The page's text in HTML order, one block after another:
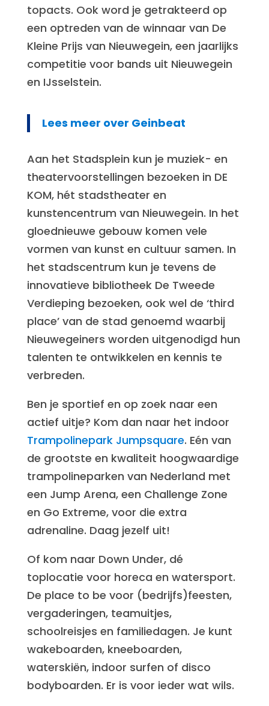
topacts. Ook word je getrakteerd op
een optreden van de winnaar van De
Kleine Prijs van Nieuwegein, een jaarlijks
competitie voor bands uit Nieuwegein
en IJsselstein.
Lees meer over Geinbeat
Aan het Stadsplein kun je muziek- en
theatervoorstellingen bezoeken in DE
KOM, hét stadstheater en
kunstencentrum van Nieuwegein. In het
gloednieuwe gebouw komen vele
vormen van kunst en cultuur samen. In
het stadscentrum kun je tevens de
innovatieve bibliotheek De Tweede
Verdieping bezoeken, ook wel de ‘third
place’ van de stad genoemd waarbij
Nieuwegeiners worden uitgenodigd hun
talenten te ontwikkelen en kennis te
verbreden.
Ben je sportief en op zoek naar een
actief uitje? Kom dan naar het indoor
Trampolinepark Jumpsquare. Eén van
de grootste en kwaliteit hoogwaardige
trampolineparken van Nederland met
een Jump Arena, een Challenge Zone
en Go Extreme, voor die extra
adrenaline. Daag jezelf uit!
Of kom naar Down Under, dé
toplocatie voor horeca en watersport.
De place to be voor (bedrijfs)feesten,
vergaderingen, teamuitjes,
schoolreisjes en familiedagen. Je kunt
wakeboarden, kneeboarden,
waterskiën, indoor surfen of disco
bodyboarden. Er is voor ieder wat wils.